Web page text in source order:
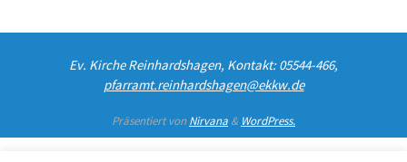
Ev. Kirche Reinhardshagen, Kontakt: 05544-466,
pfarramt.reinhardshagen@ekkw.de
Präsentiert vonNirvana & WordPress.